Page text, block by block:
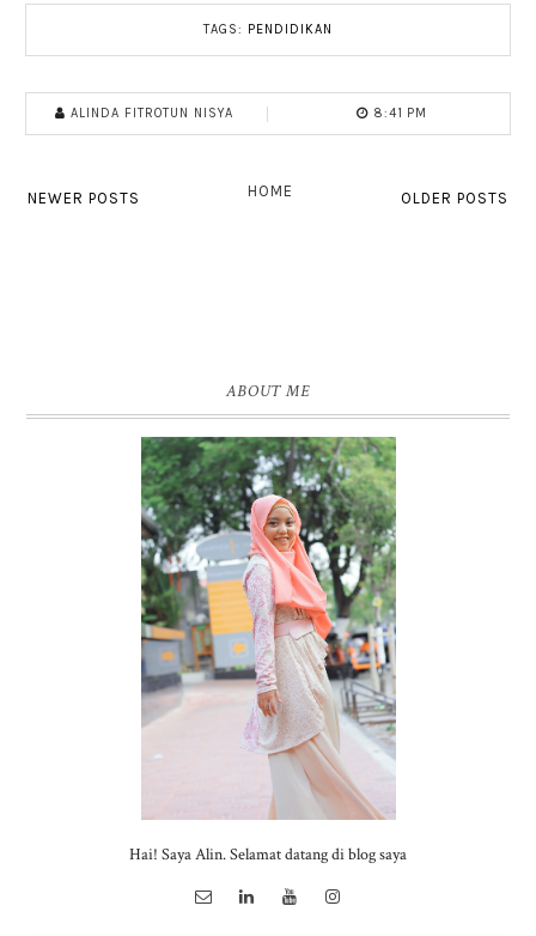
TAGS: PENDIDIKAN
ALINDA FITROTUN NISYA 8:41 PM
NEWER POSTS OLDER POSTS
HOME
ABOUT ME
Hai! Saya Alin. Selamat datang di blog saya